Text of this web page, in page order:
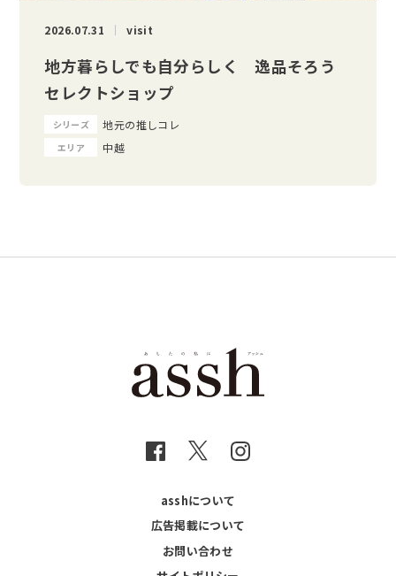
2026.07.31 visit
地方暮らしでも自分らしく 逸品そろう
セレクトショップ
シリーズ 地元の推しコレ
エリア 中越
asshについて
広告掲載について
お問い合わせ